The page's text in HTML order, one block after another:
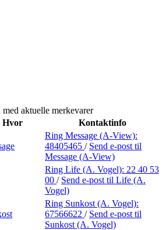
med aktuelle merkevarer
Hvor Kontaktinfo
Ring Message (A-View):
48405465 / Send e-post til
Message (A-View)
Ring Life (A. Vogel): 22 40 53
00 / Send e-post til Life (A.
Vogel)
Ring Sunkost (A. Vogel):
67566622 / Send e-post til
Sunkost (A. Vogel)